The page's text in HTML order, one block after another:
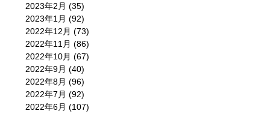
2023年2月 (35)
2023年1月 (92)
2022年12月 (73)
2022年11月 (86)
2022年10月 (67)
2022年9月 (40)
2022年8月 (96)
2022年7月 (92)
2022年6月 (107)